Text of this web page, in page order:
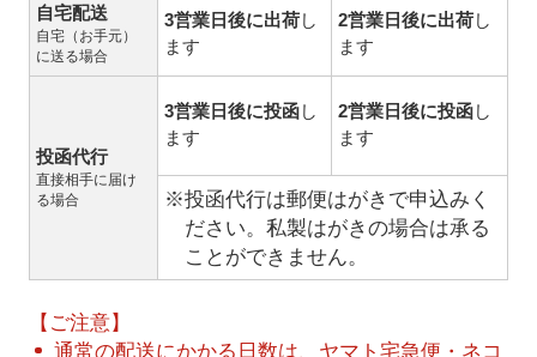
自宅配送
自宅（お手元）
に送る場合
3営業日後に出荷し
ます
2営業日後に出荷し
ます
投函代行
直接相手に届け
る場合
3営業日後に投函し
ます
2営業日後に投函し
ます
※投函代行は郵便はがきで申込みく
ださい。私製はがきの場合は承る
ことができません。
【ご注意】
通常の配送にかかる日数は、ヤマト宅急便・ネコ